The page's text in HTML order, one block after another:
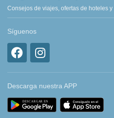
Consejos de viajes, ofertas de hoteles
Síguenos
Descarga nuestra APP